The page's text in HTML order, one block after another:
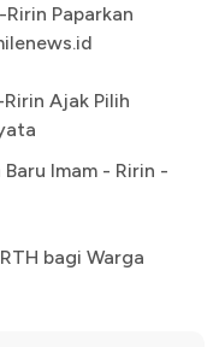
Paparkan
Ajak Pilih
Imam - Ririn -
bagi Warga